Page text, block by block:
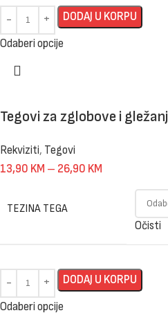
DODAJ U KORPU
Odaberi opcije
Tegovi za zglobove i gležanj
Rekviziti, Tegovi
13,90 KM – 26,90 KM
TEZINA TEGA
Očisti
DODAJ U KORPU
Odaberi opcije